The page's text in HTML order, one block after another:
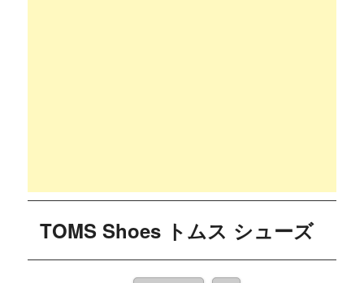
TOMS Shoes トムス シューズ